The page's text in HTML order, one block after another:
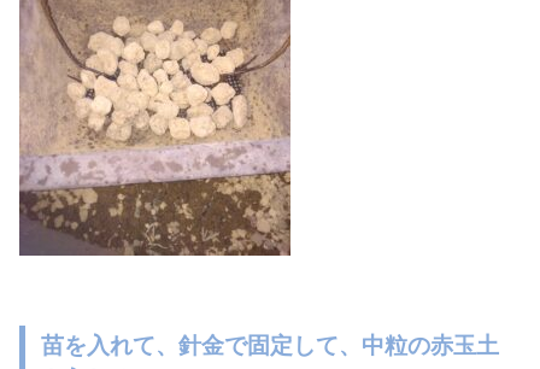
苗を入れて、針金で固定して、中粒の赤玉土